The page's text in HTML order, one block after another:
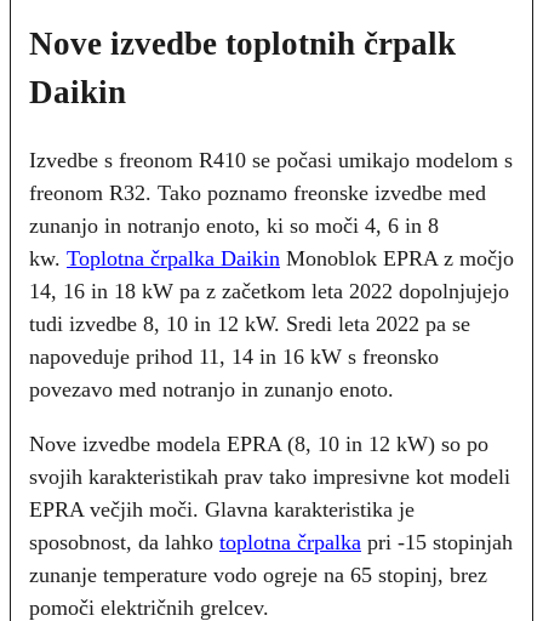
Nove izvedbe toplotnih črpalk
Daikin
Izvedbe s freonom R410 se počasi umikajo modelom s
freonom R32. Tako poznamo freonske izvedbe med
zunanjo in notranjo enoto, ki so moči 4, 6 in 8
kw. Toplotna črpalka Daikin Monoblok EPRA z močjo
14, 16 in 18 kW pa z začetkom leta 2022 dopolnjujejo
tudi izvedbe 8, 10 in 12 kW. Sredi leta 2022 pa se
napoveduje prihod 11, 14 in 16 kW s freonsko
povezavo med notranjo in zunanjo enoto.
Nove izvedbe modela EPRA (8, 10 in 12 kW) so po
svojih karakteristikah prav tako impresivne kot modeli
EPRA večjih moči. Glavna karakteristika je
sposobnost, da lahko toplotna črpalka pri -15 stopinjah
zunanje temperature vodo ogreje na 65 stopinj, brez
pomoči električnih grelcev.